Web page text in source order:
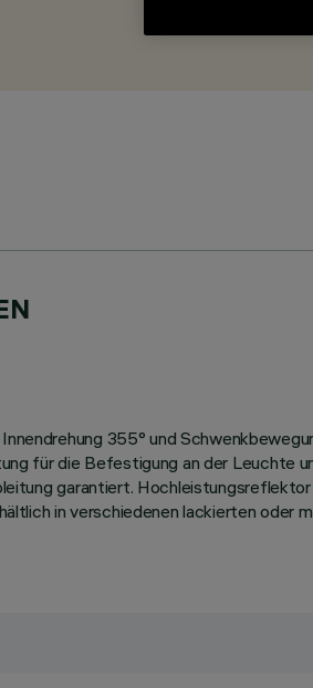
355° und
für die Befestigung an der Leuchte
garantiert.
in verschiedenen lackierten